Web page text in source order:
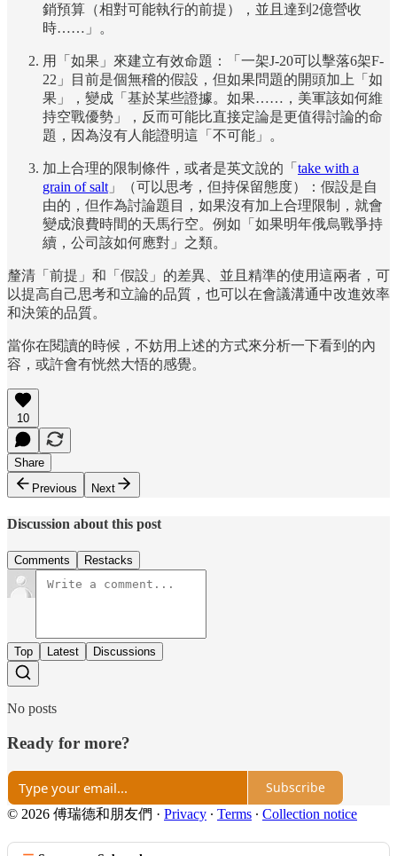
銷預算（相對可能執行的前提），並且達到2億營收
時……」。
用「如果」來建立有效命題：「一架J-20可以擊落6架F-
22」目前是個無稽的假設，但如果問題的開頭加上「如
果」，變成「基於某些證據。如果……，美軍該如何維
持空戰優勢」，反而可能比直接定論是更值得討論的命
題，因為沒有人能證明這「不可能」。
加上合理的限制條件，或者是英文說的「 take with a
grain of salt 」（可以思考，但持保留態度）：假設是自
由的，但作為討論題目，如果沒有加上合理限制，就會
變成浪費時間的天馬行空。例如「如果明年俄烏戰爭持
續，公司該如何應對」之類。
釐清「前提」和「假設」的差異、並且精準的使用這兩者，可
以提高自己思考和立論的品質，也可以在會議溝通中改進效率
和決策的品質。
當你在閱讀的時候，不妨用上述的方式來分析一下看到的內
容，或許會有恍然大悟的感覺。
10
Share
Previous
Next
Discussion about this post
Comments Restacks
Top Latest Discussions
No posts
Ready for more?
Subscribe
© 2026 傅瑞德和朋友們 · Privacy ∙ Terms ∙ Collection notice